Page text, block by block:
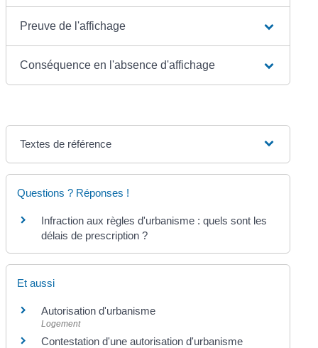
Preuve de l'affichage
Conséquence en l'absence d'affichage
Textes de référence
Questions ? Réponses !
Infraction aux règles d'urbanisme : quels sont les
délais de prescription ?
Et aussi
Autorisation d'urbanisme
Logement
Contestation d'une autorisation d'urbanisme